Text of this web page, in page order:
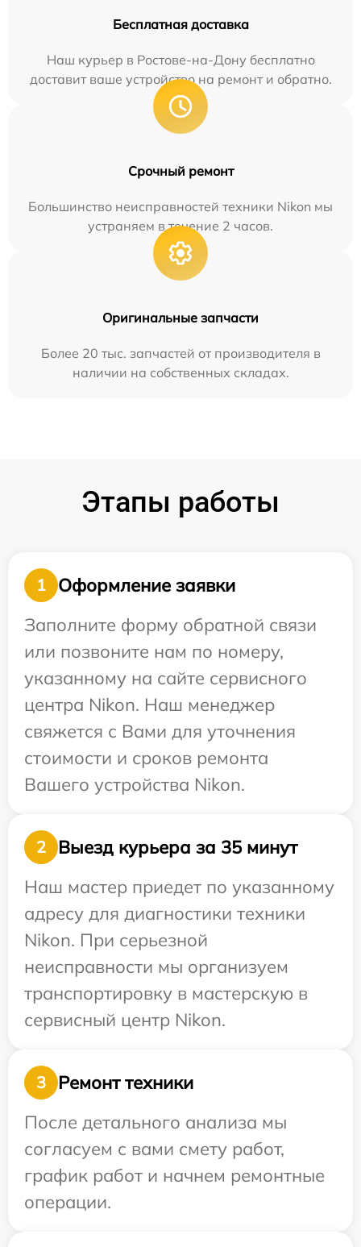
Бесплатная доставка
Наш курьер в Ростове-на-Дону бесплатно
доставит ваше устройство на ремонт и обратно.
Срочный ремонт
Большинство неисправностей техники Nikon мы
устраняем в течение 2 часов.
Оригинальные запчасти
Более 20 тыс. запчастей от производителя в
наличии на собственных складах.
Этапы работы
1
Оформление заявки
Заполните форму обратной связи
или позвоните нам по номеру,
указанному на сайте сервисного
центра Nikon. Наш менеджер
свяжется с Вами для уточнения
стоимости и сроков ремонта
Вашего устройства Nikon.
2
Выезд курьера за 35 минут
Наш мастер приедет по указанному
адресу для диагностики техники
Nikon. При серьезной
неисправности мы организуем
транспортировку в мастерскую в
сервисный центр Nikon.
3
Ремонт техники
После детального анализа мы
согласуем с вами смету работ,
график работ и начнем ремонтные
операции.